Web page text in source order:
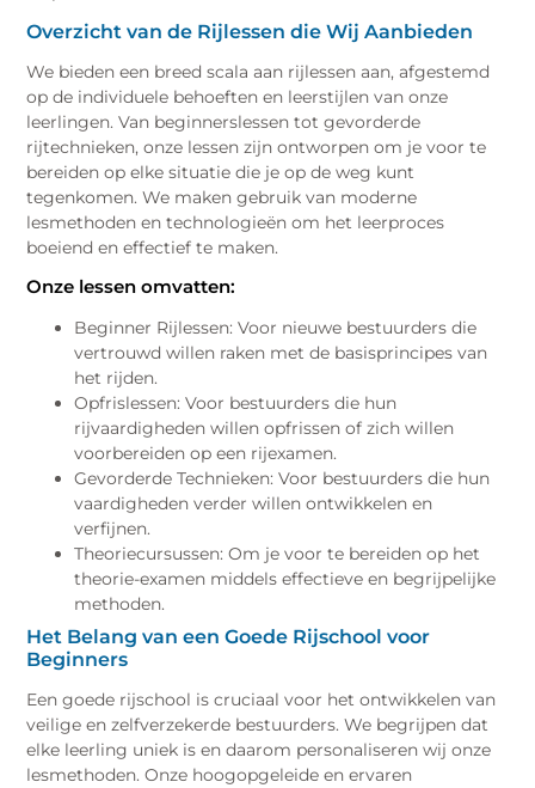
Overzicht van de Rijlessen die Wij Aanbieden
We bieden een breed scala aan rijlessen aan, afgestemd
op de individuele behoeften en leerstijlen van onze
leerlingen. Van beginnerslessen tot gevorderde
rijtechnieken, onze lessen zijn ontworpen om je voor te
bereiden op elke situatie die je op de weg kunt
tegenkomen. We maken gebruik van moderne
lesmethoden en technologieën om het leerproces
boeiend en effectief te maken.
Onze lessen omvatten:
Beginner Rijlessen: Voor nieuwe bestuurders die
vertrouwd willen raken met de basisprincipes van
het rijden.
Opfrislessen: Voor bestuurders die hun
rijvaardigheden willen opfrissen of zich willen
voorbereiden op een rijexamen.
Gevorderde Technieken: Voor bestuurders die hun
vaardigheden verder willen ontwikkelen en
verfijnen.
Theoriecursussen: Om je voor te bereiden op het
theorie-examen middels effectieve en begrijpelijke
methoden.
Het Belang van een Goede Rijschool voor
Beginners
Een goede rijschool is cruciaal voor het ontwikkelen van
veilige en zelfverzekerde bestuurders. We begrijpen dat
elke leerling uniek is en daarom personaliseren wij onze
lesmethoden. Onze hoogopgeleide en ervaren